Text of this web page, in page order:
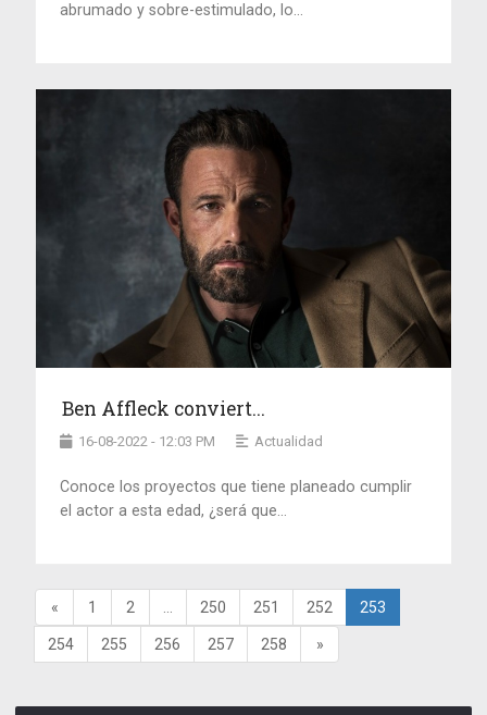
abrumado y sobre-estimulado, lo...
Ben Affleck conviert...
16-08-2022 - 12:03 PM Actualidad
Conoce los proyectos que tiene planeado cumplir
el actor a esta edad, ¿será que...
« 1 2 250 251 252 253
254 255 256 257 258 »